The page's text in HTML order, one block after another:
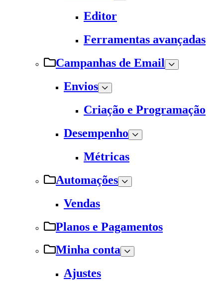
Editor
Ferramentas avançadas
Campanhas de Email
Envios
Criação e Programação
Desempenho
Métricas
Automações
Vendas
Planos e Pagamentos
Minha conta
Ajustes